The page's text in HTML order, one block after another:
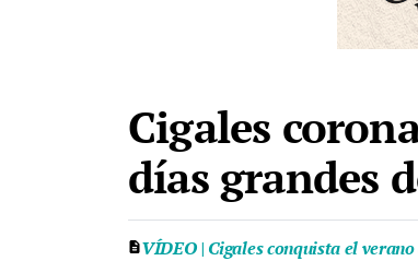
Cigales
días grandes
VÍDEO | Cigales conquista el